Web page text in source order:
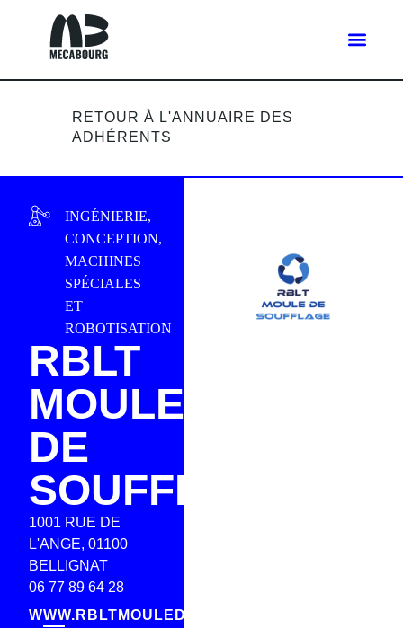
RETOUR À L'ANNUAIRE DES
ADHÉRENTS
INGÉNIERIE,
CONCEPTION,
MACHINES
SPÉCIALES
ET
ROBOTISATION
RBLT
MOULES
DE
SOUFFLAGE
1001 RUE DE
L'ANGE, 01100
BELLIGNAT
06 77 89 64 28
WWW.RBLTMOULEDESOUFFLAGE.COM